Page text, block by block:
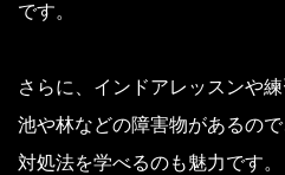
です。
さらに、インドアレッスンや
池や林などの障害物があるの
対処法を学べるのも魅力です。